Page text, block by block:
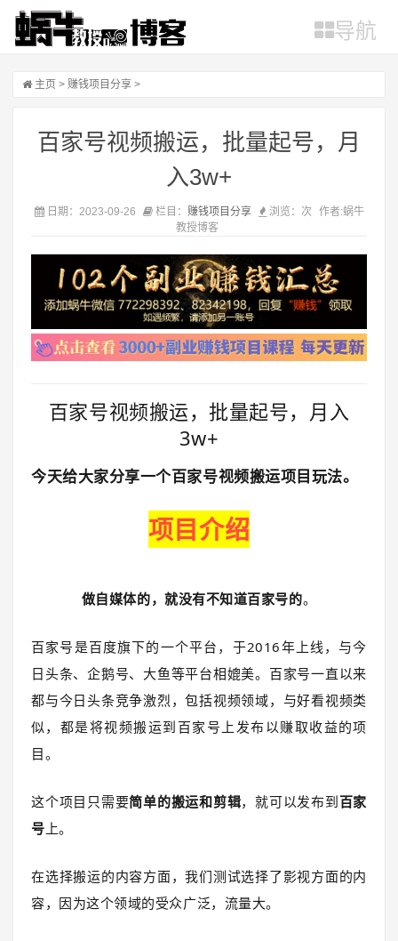
导航
主页 > 赚钱项目分享 >
百家号视频搬运，批量起号，月
入3w+
日期：2023-09-26 栏目： 赚钱项目分享 浏览： 次
作者:蜗牛
教授博客
百家号视频搬运，批量起号，月入
3w+
今天给大家分享一个百家号视频搬运项目玩法。
项目介绍
做自媒体的，就没有不知道百家号的。
百家号是百度旗下的一个平台，于2016年上线，与今
日头条、企鹅号、大鱼等平台相媲美。百家号一直以来
都与今日头条竞争激烈，包括视频领域，与好看视频类
似，都是将视频搬运到百家号上发布以赚取收益的项
目。
这个项目只需要简单的搬运和剪辑，就可以发布到百家
号上。
在选择搬运的内容方面，我们测试选择了影视方面的内
容，因为这个领域的受众广泛，流量大。